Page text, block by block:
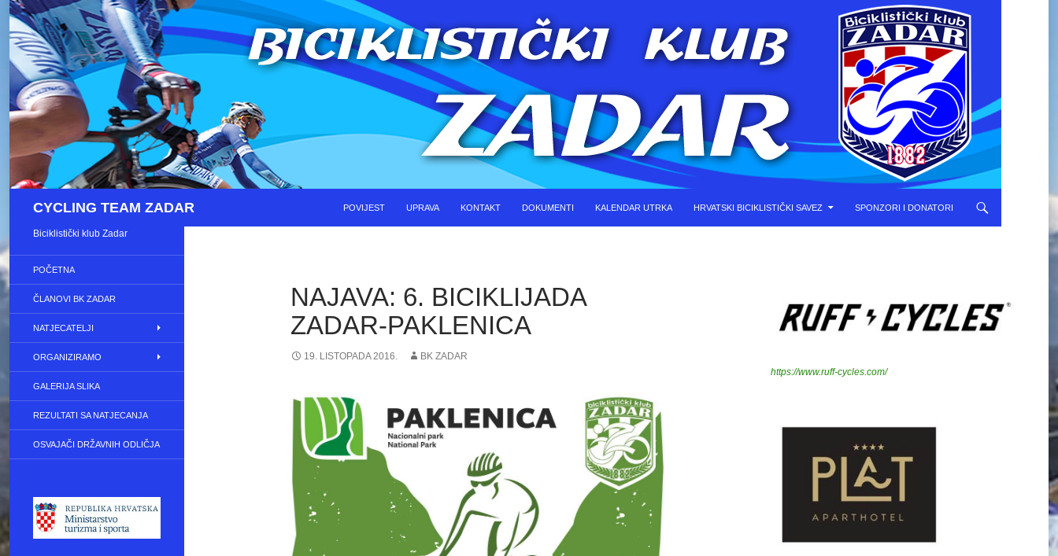
CYCLING TEAM ZADAR
POVIJEST
UPRAVA KONTAKT DOKUMENTI KALENDAR UTRKA HRVATSKI BICIKLISTIČKI SAVEZ SPONZORI I DONATORI
NAJAVA: 6. BICIKLIJADA
ZADAR-PAKLENICA
19. LISTOPADA 2016. BK ZADAR
https://www.ruff-cycles.com/
Biciklistički klub Zadar
POČETNA
ČLANOVI BK ZADAR
NATJECATELJI
ORGANIZIRAMO
GALERIJA SLIKA
REZULTATI SA NATJECANJA
OSVAJAČI DRŽAVNIH ODLIČJA